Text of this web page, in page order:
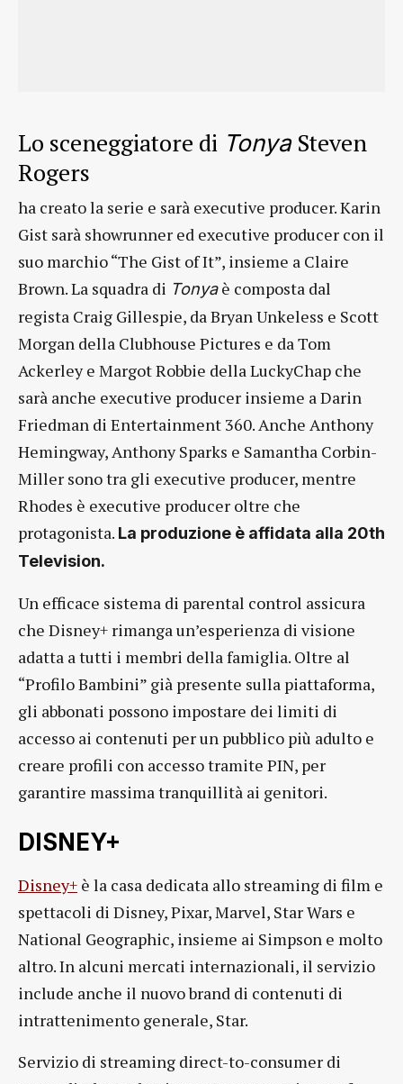
Lo sceneggiatore di TonyaSteven
Rogers
ha creato la serie e sarà executive producer. Karin
Gist sarà showrunner ed executive producer con il
suo marchio “The Gist of It”, insieme a Claire
Brown. La squadra di Tonyaè composta dal
regista Craig Gillespie, da Bryan Unkeless e Scott
Morgan della Clubhouse Pictures e da Tom
Ackerley e Margot Robbie della LuckyChap che
sarà anche executive producer insieme a Darin
Friedman di Entertainment 360. Anche Anthony
Hemingway, Anthony Sparks e Samantha Corbin-
Miller sono tra gli executive producer, mentre
Rhodes è executive producer oltre che
protagonista. La produzione è affidata alla 20th
Television.
Un efficace sistema di parental control assicura
che Disney+ rimanga un’esperienza di visione
adatta a tutti i membri della famiglia. Oltre al
“Profilo Bambini” già presente sulla piattaforma,
gli abbonati possono impostare dei limiti di
accesso ai contenuti per un pubblico più adulto e
creare profili con accesso tramite PIN, per
garantire massima tranquillità ai genitori.
DISNEY+
Disney+ è la casa dedicata allo streaming di film e
spettacoli di Disney, Pixar, Marvel, Star Wars e
National Geographic, insieme ai Simpson e molto
altro. In alcuni mercati internazionali, il servizio
include anche il nuovo brand di contenuti di
intrattenimento generale, Star.
Servizio di streaming direct-to-consumer di